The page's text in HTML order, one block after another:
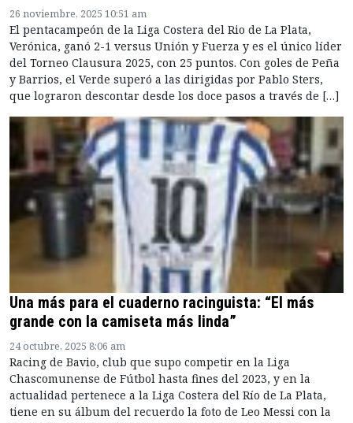
26 noviembre, 2025 10:51 am
El pentacampeón de la Liga Costera del Rio de La Plata,
Verónica, ganó 2-1 versus Unión y Fuerza y es el único líder
del Torneo Clausura 2025, con 25 puntos. Con goles de Peña
y Barrios, el Verde superó a las dirigidas por Pablo Sters,
que lograron descontar desde los doce pasos a través de […]
Una más para el cuaderno racinguista: “El más
grande con la camiseta más linda”
24 octubre, 2025 8:06 am
Racing de Bavio, club que supo competir en la Liga
Chascomunense de Fútbol hasta fines del 2023, y en la
actualidad pertenece a la Liga Costera del Río de La Plata,
tiene en su álbum del recuerdo la foto de Leo Messi con la